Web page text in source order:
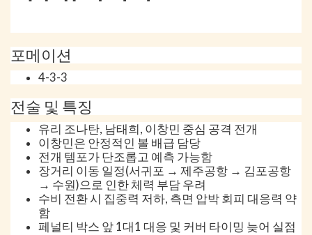
포메이션
4-3-3
전술 및 특징
유리 조나탄, 남태희, 이창민 중심 공격 전개
이창민은 안정적인 볼 배급 담당
전개 템포가 단조롭고 예측 가능함
장거리 이동 일정(서귀포 → 제주공항 → 김포공항
→ 수원)으로 인한 체력 부담 우려
수비 전환 시 집중력 저하, 측면 압박 회피 대응력 약
함
페널티 박스 앞 1대1 대응 및 커버 타이밍 늦어 실점